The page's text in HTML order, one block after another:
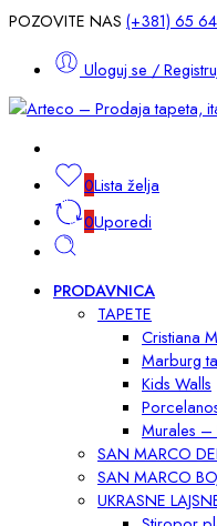
POZOVITE NAS (+381) 65
Uloguj se /
0Lista želja
0Uporedi
PRODAVNICA
TAPETE
Cristiana
Marburg
Kids Walls
Murales –
SAN MARCO
SAN MARCO
UKRASNE